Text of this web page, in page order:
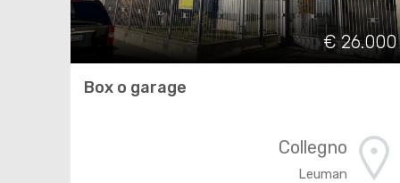
€ 26.000
Box o garage
Collegno
Leuman